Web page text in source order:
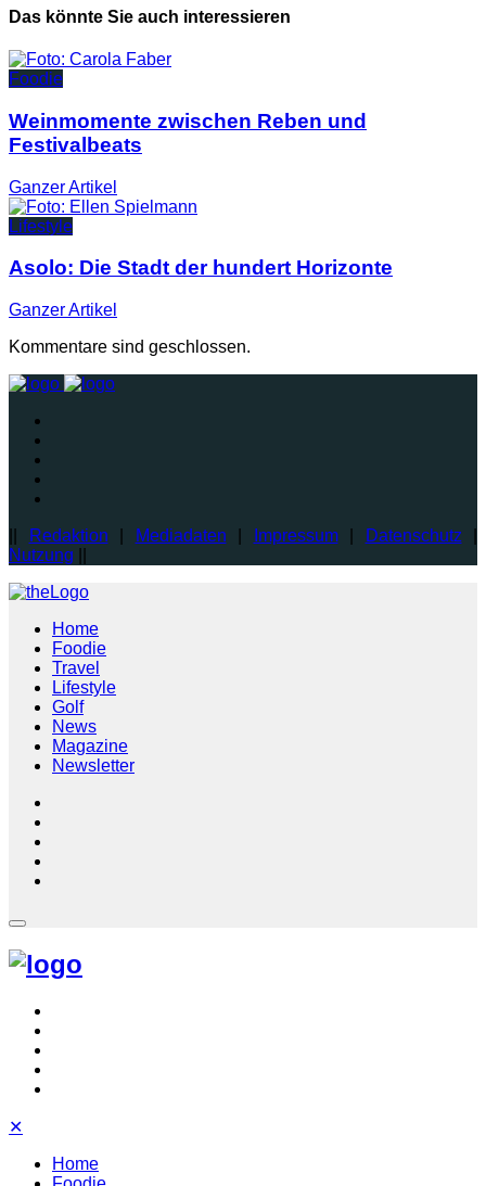
Das könnte Sie auch interessieren
Foodie
Weinmomente zwischen Reben und
Festivalbeats
GanzerArtikel
Lifestyle
Asolo: Die Stadt der hundert Horizonte
GanzerArtikel
Kommentare sind geschlossen.
Redaktion Mediadaten Impressum| Datenschutz
Nutzung
Home
Foodie
Travel
Lifestyle
Golf
News
Magazine
Newsletter
✕
Home